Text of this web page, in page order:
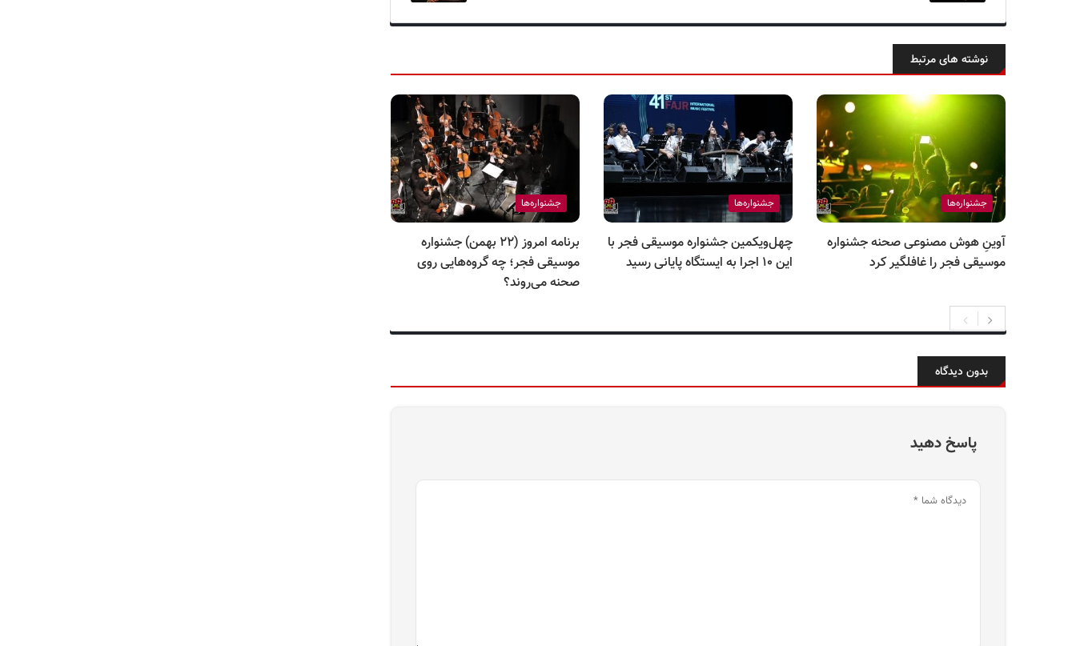
نوشته های مرتبط
جشنواره‌ها
آوینِ هوش مصنوعی صحنه جشنواره
موسیقی فجر را غافلگیر کرد
جشنواره‌ها
چهل‌و‌یکمین جشنواره موسیقی فجر با
این ۱۰ اجرا به ایستگاه پایانی رسید
جشنواره‌ها
برنامه امروز (۲۲ بهمن) جشنواره
موسیقی فجر؛ چه گروه‌هایی روی
صحنه می‌روند؟
بدون دیدگاه
پاسخ دهید